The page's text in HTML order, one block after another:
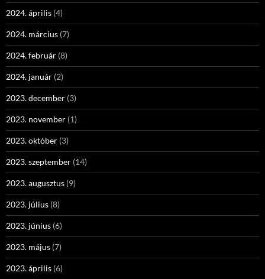
2024. április (4)
2024. március (7)
2024. február (8)
2024. január (2)
2023. december (3)
2023. november (1)
2023. október (3)
2023. szeptember (14)
2023. augusztus (9)
2023. július (8)
2023. június (6)
2023. május (7)
2023. április (6)